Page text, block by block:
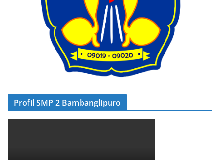
Profil SMP 2 Bambanglipuro